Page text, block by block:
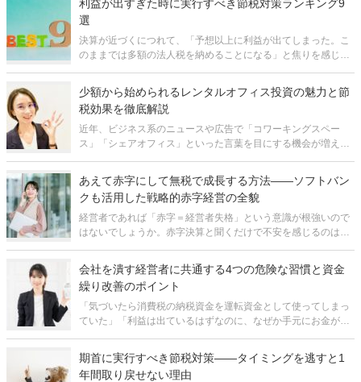
利益が出すぎた時に実行すべき節税対策ランキング9
選
決算が近づくにつれて、「予想以上に利益が出てしまった。こ
のままでは多額の法人税を納めることになる」と焦りを感じる
が大きく目減りしてしまう
少額から始められるレンタルオフィス投資の魅力と節
税効果を徹底解説
近年、ビジネス系のニュースや広告で「コワーキングスペー
ス」「シェアオフィス」といった言葉を目にする機会が増えま
ても大きな注目を集めています。とは
あえて赤字にして無税で成長する方法――ソフトバン
クも活用した戦略的赤字経営の全貌
経営者であれば「赤字＝経営者失格」という意識が根強いので
はないでしょうか。赤字決算と聞くだけで不安を感じるのは自
税の材料になります。
会社を潰す経営者に共通する4つの危険な習慣と資金
繰り改善のポイント
「気づいたら消費税の納税資金を運転資金として使ってしまっ
ていた」「利益は出ているはずなのに、なぜか手元にお金が残
るケースの多くは、こうした小さな
期首に実行すべき節税対策――タイミングを逃すと1
年間取り戻せない理由